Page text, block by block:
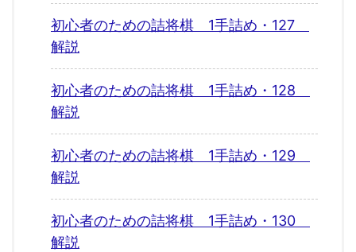
初心者のための詰将棋 1手詰め・127
解説
初心者のための詰将棋 1手詰め・128
解説
初心者のための詰将棋 1手詰め・129
解説
初心者のための詰将棋 1手詰め・130
解説